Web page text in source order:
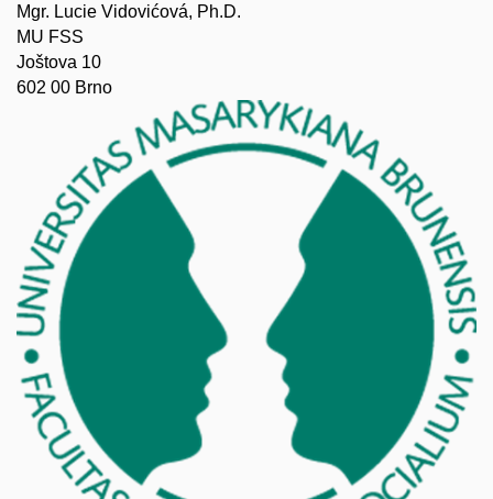
Mgr. Lucie Vidovićová, Ph.D.
MU FSS
Joštova 10
602 00 Brno